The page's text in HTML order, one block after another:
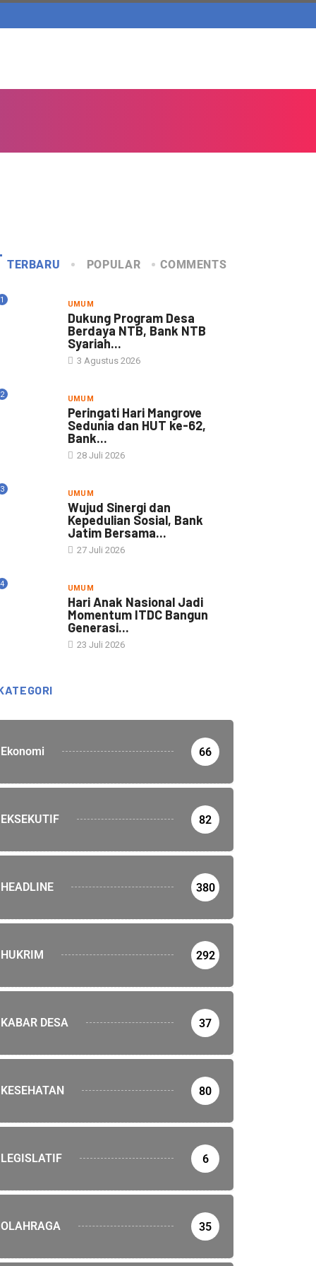
TERBARU POPULAR COMMENTS
1 UMUM
Dukung Program Desa
Berdaya NTB, Bank NTB
Syariah...
3 Agustus 2026
2 UMUM
Peringati Hari Mangrove
Sedunia dan HUT ke-62,
Bank...
28 Juli 2026
3 UMUM
Wujud Sinergi dan
Kepedulian Sosial, Bank
Jatim Bersama...
27 Juli 2026
4 UMUM
Hari Anak Nasional Jadi
Momentum ITDC Bangun
Generasi...
23 Juli 2026
Ekonomi 66
EKSEKUTIF 82
HEADLINE 380
HUKRIM 292
KABAR DESA 37
KESEHATAN 80
LEGISLATIF 6
OLAHRAGA 35